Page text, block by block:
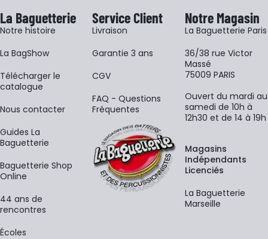
La Baguetterie
Notre histoire
La BagShow
​Télécharger le
catalogue
Nous contacter
Guides La
Baguetterie
Baguetterie Shop
Online
44 ans de
rencontres
Écoles
Service Client
Livraison
Garantie 3 ans
CGV
FAQ - Questions
Fréquentes
Notre Magasin
La Baguetterie Paris
36/38 rue Victor
Massé
75009 PARIS
Ouvert du mardi au
samedi de 10h à
12h30 et de 14 à 19h
Magasins
Indépendants
Licenciés
La Baguetterie
Marseille